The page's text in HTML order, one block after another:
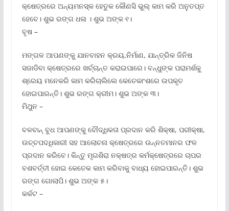
କ୍ଷେତ୍ରରେ ଅନ୍ୟମନସ୍କ ହେତୁକ କୌଣସି ଭୁଲ୍ କାମ କରି ଅନୁତପ୍ତ
ହେବେ। ଶୁଭ ରଙ୍ଗ ଧଳା । ଶୁଭ ଅଙ୍କ ୧।
ବୃଷ –
ମଙ୍ଗଳ ଆପଣଙ୍କୁ ଯାନବାହନ କ୍ରୟ,ନିର୍ମାଣ, ଯାନ୍ତ୍ରିକ ଜିନିଷ
ସଜାଡିବା କ୍ଷେତ୍ରରେ ଖର୍ଚ୍ଚାନ୍ତ କରାଇପାରେ। ବନ୍ଧୁଙ୍କ ପରାମର୍ଶକୁ
ଶ୍ରେୟ ମନେକରି କାମ କରିଚାଲିଲେ କେତେକାଂଶରେ ଉପକୃତ
ହୋଇପାରନ୍ତି। ଶୁଭ ରଙ୍ଗ କ୍ରୀମ। ଶୁଭ ଅଙ୍କ ୩।
ମିଥୁନ –
ବଳବାନ୍ ବୁଧ ଆପଣଙ୍କୁ ବୌଦ୍ଧିକତା ପ୍ରଦାନ କରି ଶିକ୍ଷା, ପରୀକ୍ଷା,
ଉଚ୍ଚପଦଧିକାରୀ ସହ ଆଲୋଚନା କ୍ଷେତ୍ରରେ ଉନ୍ନତମାନର ଫଳ
ପ୍ରଦାନ କରିବେ। କିନ୍ତୁ ମୃଗଶିରା ନକ୍ଷତ୍ର କର୍ମକ୍ଷେତ୍ରରେ ଚାପର
ବଶବର୍ତ୍ତୀ ହୋଇ କେତେକ କାମ କରିବାକୁ ବାଧ୍ୟ ହୋଇପାରନ୍ତି। ଶୁଭ
ରଙ୍ଗ ଗୋଲାପି। ଶୁଭ ଅଙ୍କ ୫।
କର୍କଟ –